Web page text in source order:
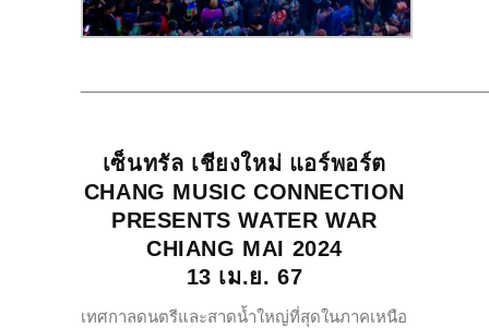
เซ็นทรัล เชียงใหม่ แอร์พอร์ต
CHANG MUSIC CONNECTION
PRESENTS WATER WAR
CHIANG MAI 2024
13 เม.ย. 67
เทศกาลดนตรีและสาดน้ำใหญ่ที่สุดในภาคเหนือ